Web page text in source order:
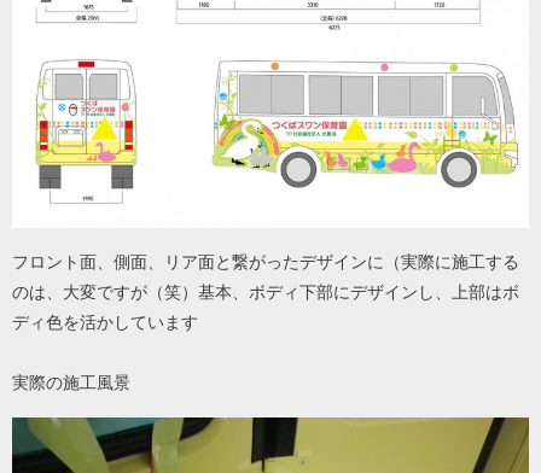
フロント面、側面、リア面と繋がったデザインに（実際に施工する
のは、大変ですが（笑）基本、ボディ下部にデザインし、上部はボ
ディ色を活かしています
実際の施工風景